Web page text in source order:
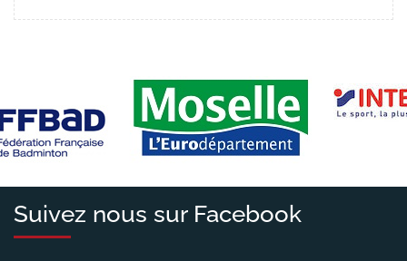
Suivez nous sur Facebook